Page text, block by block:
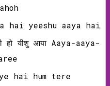
hai yeeshu aaya hai
हो यीशु आया Aaya-aaya-
hai hum tere